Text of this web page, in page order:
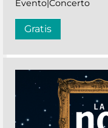
Evento|Concerto
Gratis